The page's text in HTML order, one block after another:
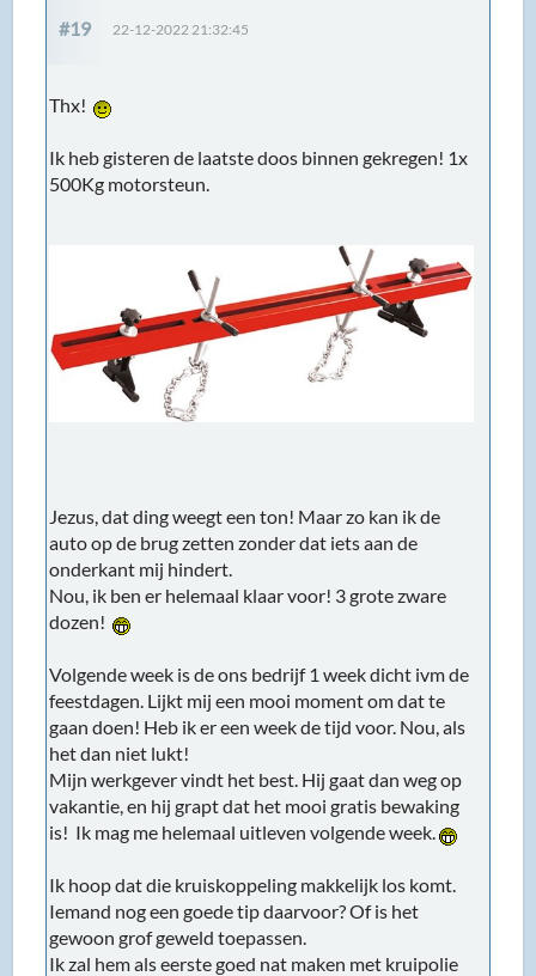
#19 22-12-2022 21:32:45
Thx!
Ik heb gisteren de laatste doos binnen gekregen! 1x
500Kg motorsteun.
Jezus, dat ding weegt een ton! Maar zo kan ik de
auto op de brug zetten zonder dat iets aan de
onderkant mij hindert.
Nou, ik ben er helemaal klaar voor! 3 grote zware
dozen!
Volgende week is de ons bedrijf 1 week dicht ivm de
feestdagen. Lijkt mij een mooi moment om dat te
gaan doen! Heb ik er een week de tijd voor. Nou, als
het dan niet lukt!
Mijn werkgever vindt het best. Hij gaat dan weg op
vakantie, en hij grapt dat het mooi gratis bewaking
is! Ik mag me helemaal uitleven volgende week.
Ik hoop dat die kruiskoppeling makkelijk los komt.
Iemand nog een goede tip daarvoor? Of is het
gewoon grof geweld toepassen.
Ik zal hem als eerste goed nat maken met kruipolie